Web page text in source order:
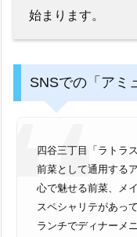
始まります。
SNSでの「アミ
四谷三丁目「ラトラ
前菜として通用する
心で魅せる前菜、メ
スペシャリテがあっ
ランチでディナーメ